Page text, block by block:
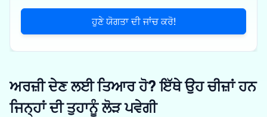
ਹੁਣੇ ਯੋਗਤਾ ਦੀ ਜਾਂਚ ਕਰੋ!
ਅਰਜ਼ੀ ਦੇਣ ਲਈ ਤਿਆਰ ਹੋ? ਇੱਥੇ ਉਹ ਚੀਜ਼ਾਂ ਹਨ
ਜਿਨ੍ਹਾਂ ਦੀ ਤੁਹਾਨੂੰ ਲੋੜ ਪਵੇਗੀ